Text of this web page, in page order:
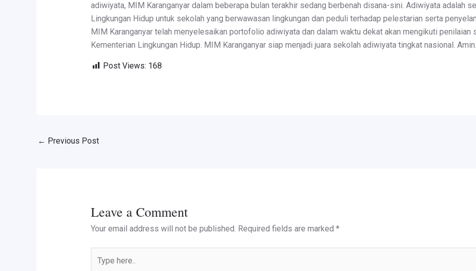
adiwiyata, MIM Karanganyar dalam beberapa bulan terakhir sedang berbenah disana-sini. Adiwiyata adalah
Lingkungan Hidup untuk sekolah yang berwawasan lingkungan dan peduli terhadap pelestarian serta
MIM Karanganyar telah menyelesaikan portofolio adiwiyata dan dalam waktu dekat akan mengikuti penilaian
Kementerian Lingkungan Hidup. MIM Karanganyar siap menjadi juara sekolah adiwiyata tingkat nasional. Amin.
Post Views: 168
← Previous Post
Leave a Comment
Your email address will not be published. Required fields are marked *
here..